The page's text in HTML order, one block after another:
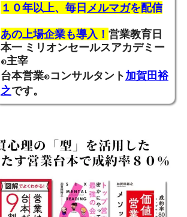
１０年以上、毎日 メルマガを配信
あの上場企業も導入！ 営業教育日
本一 ミリオンセールスアカデミー
®主宰
台本営業®コンサルタント加賀田裕
之です。